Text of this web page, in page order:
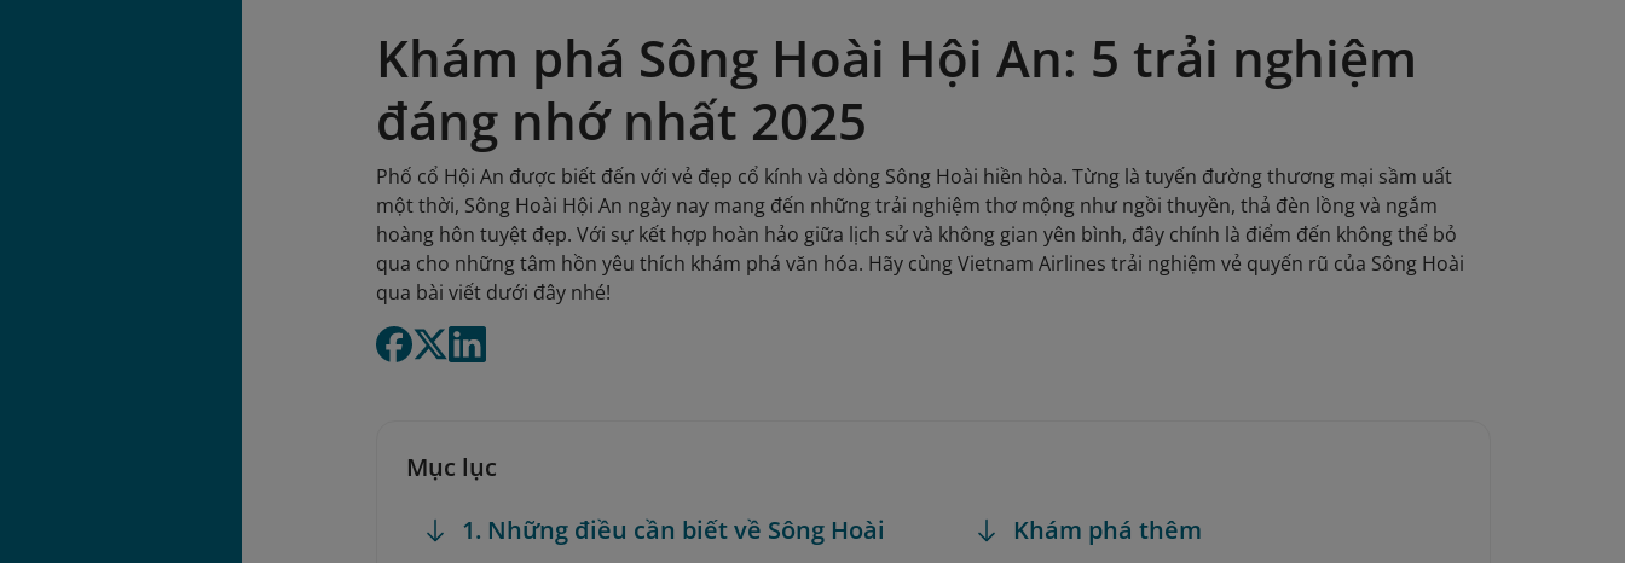
Khám phá Sông Hoài Hội An: 5 trải nghiệm
đáng nhớ nhất 2025
Phố cổ Hội An được biết đến với vẻ đẹp cổ kính và dòng Sông Hoài hiền hòa. Từng là tuyến đường thương mại sầm uất
một thời, Sông Hoài Hội An ngày nay mang đến những trải nghiệm thơ mộng như ngồi thuyền, thả đèn lồng và ngắm
hoàng hôn tuyệt đẹp. Với sự kết hợp hoàn hảo giữa lịch sử và không gian yên bình, đây chính là điểm đến không thể bỏ
qua cho những tâm hồn yêu thích khám phá văn hóa. Hãy cùng Vietnam Airlines trải nghiệm vẻ quyến rũ của Sông Hoài
qua bài viết dưới đây nhé!
Mục lục
1. Những điều cần biết về Sông Hoài
Khám phá thêm